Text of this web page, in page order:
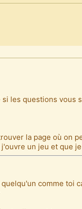
les questions vous
la page où on
un jeu et que
comme toi